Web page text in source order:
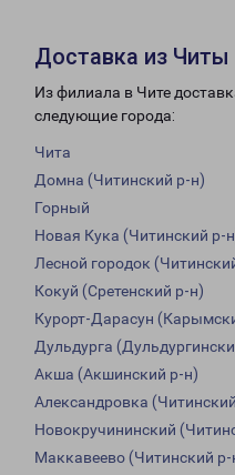
Доставка из Читы
Из филиала в Чите
следующие города:
Чита
Домна (Читинский р-н)
Горный
Новая Кука (Читинский р-
Лесной городок
Кокуй (Сретенский р-н)
Курорт-Дарасун
Дульдурга
Акша (Акшинский р-н)
Александровка
Новокручининский
Маккавеево (Читинский р-